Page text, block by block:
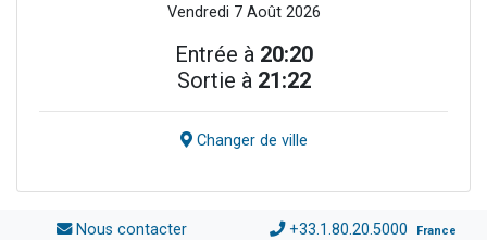
Vendredi 7 Août 2026
Entrée à 20:20
Sortie à 21:22
Changer de ville
Nous contacter +33.1.80.20.5000 France